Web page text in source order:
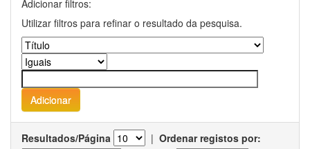
Adicionar filtros:
Utilizar filtros para refinar o resultado da pesquisa.
Resultados/Página | Ordenar registos por: